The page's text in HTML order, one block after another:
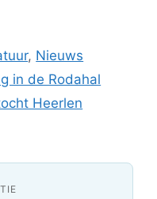
, Nieuws
in de Rodahal
Heerlen